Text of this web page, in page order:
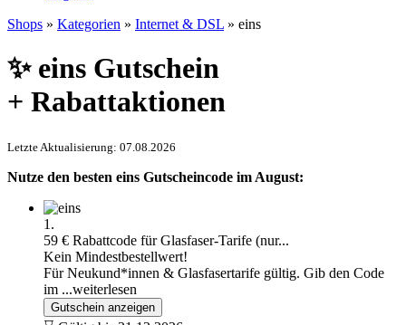
Shops » Kategorien » Internet & DSL » eins
✨ eins Gutschein
+ Rabattaktionen
Letzte Aktualisierung: 07.08.2026
Nutze den besten eins Gutscheincode im August:
1.
59 € Rabattcode für Glasfaser-Tarife (nur...
Kein Mindestbestellwert!
Für Neukund*innen & Glasfasertarife gültig. Gib den Code
im ...weiterlesen
Gutschein anzeigen